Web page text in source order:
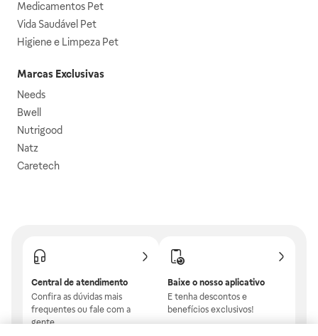
Medicamentos Pet
Vida Saudável Pet
Higiene e Limpeza Pet
Marcas Exclusivas
Needs
Bwell
Nutrigood
Natz
Caretech
Central de atendimento
Confira as dúvidas mais
frequentes ou fale com a
gente.
Baixe o nosso aplicativo
E tenha descontos e
benefícios exclusivos!